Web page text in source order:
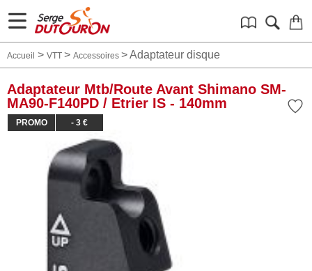
Accueil > VTT > Accessoires >Adaptateur disque
Adaptateur Mtb/Route Avant Shimano SM-
MA90-F140PD / Etrier IS - 140mm
PROMO - 3 €